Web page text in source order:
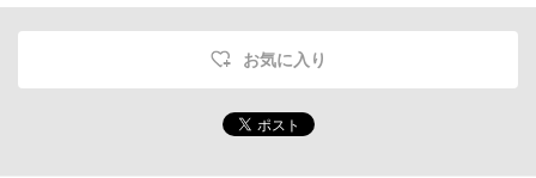
お気に入り